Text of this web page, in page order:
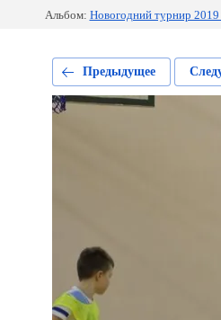
Альбом: Новогодний турнир
Предыдущее